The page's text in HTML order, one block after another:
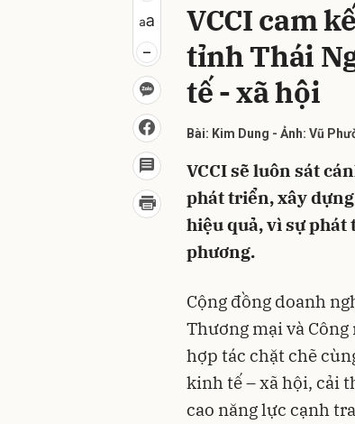
VCCI cam
tỉnh Thái
tế - xã hội
Bài: Kim Dung - Ảnh: Vũ
VCCI sẽ luôn sát
phát triển, xây
hiệu quả, vì sự
phương.
Cộng đồng doanh
Thương mại và
hợp tác chặt chẽ
kinh tế – xã hội, cải
cao năng lực cạnh